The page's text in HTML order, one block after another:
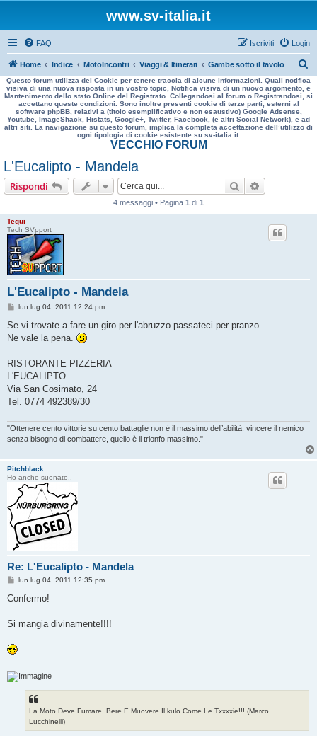
www.sv-italia.it
FAQ Login
Iscriviti
Home Indice MotoIncontri Viaggi & Itinerari Gambe sotto il tavolo
e
r
a
Questo forum utilizza dei Cookie per tenere traccia di alcune informazioni. Quali notifica
visiva di una nuova risposta in un vostro topic, Notifica visiva di un nuovo argomento, e
Mantenimento dello stato Online del Registrato. Collegandosi al forum o Registrandosi, si
accettano queste condizioni. Sono inoltre presenti cookie di terze parti, esterni al
software phpBB, relativi a (titolo esemplificativo e non esaustivo) Google Adsense,
Youtube, ImageShack, Histats, Google+, Twitter, Facebook, (e altri Social Network), e ad
altri siti. La navigazione su questo forum, implica la completa accettazione dell’utilizzo di
ogni tipologia di cookie esistente su sv-italia.it.
VECCHIO FORUM
L'Eucalipto - Mandela
Rispondi Cerca
4 messaggi • Pagina 1 di 1
Tequi
Tech SVpport
L'Eucalipto - Mandela
M
s
a
i
o
lun lug 04, 2011 12:24 pm
Se vi trovate a fare un giro per l'abruzzo passateci per pranzo.
Ne vale la pena.
RISTORANTE PIZZERIA
L'EUCALIPTO
Via San Cosimato, 24
Tel. 0774 492389/30
"Ottenere cento vittorie su cento battaglie non è il massimo dell’abilità: vincere il nemico
senza bisogno di combattere, quello è il trionfo massimo."
Pitchblack
Ho anche suonato..
Re: L'Eucalipto - Mandela
M
s
g
o
lun lug 04, 2011 12:35 pm
Confermo!
Si mangia divinamente!!!!
La Moto Deve Fumare, Bere E Muovere Il kulo Come Le Txxxxie!!! (Marco
Lucchinelli)